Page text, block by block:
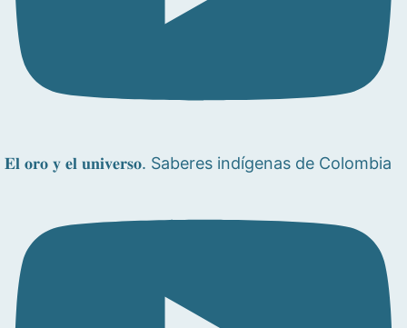
𝐄𝐥 𝐨𝐫𝐨 𝐲 𝐞𝐥 𝐮𝐧𝐢𝐯𝐞𝐫𝐬𝐨. Saberes indígenas de Colombia